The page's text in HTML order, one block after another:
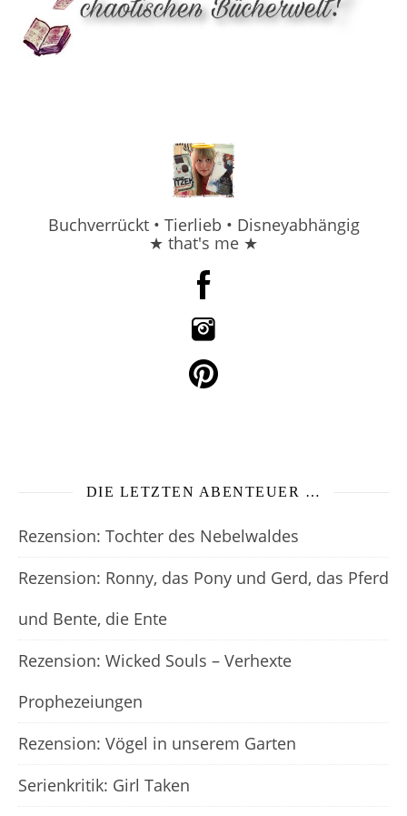
Buchverrückt • Tierlieb • Disneyabhängig
★ that's me ★
DIE LETZTEN ABENTEUER …
Rezension: Tochter des Nebelwaldes
Rezension: Ronny, das Pony und Gerd, das Pferd
und Bente, die Ente
Rezension: Wicked Souls – Verhexte
Prophezeiungen
Rezension: Vögel in unserem Garten
Serienkritik: Girl Taken